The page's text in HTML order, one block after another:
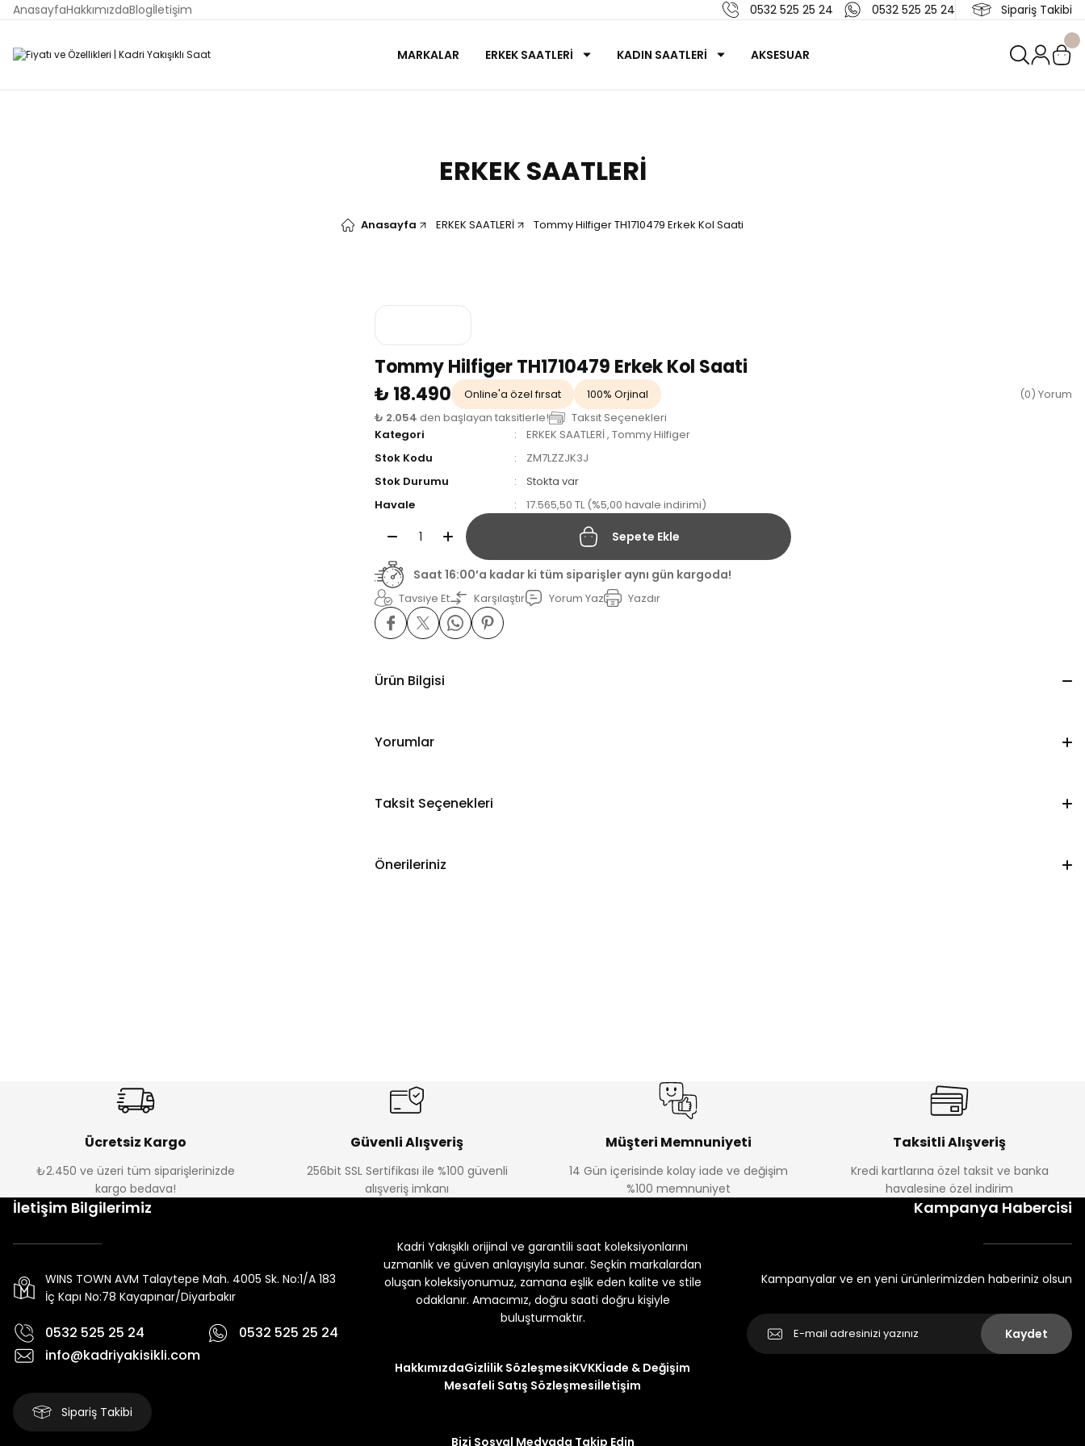
AnasayfaHakkımızdaBlogİletişim 0532 525 25 24 0532 525 25 24 Sipariş Takibi
MARKALAR ERKEK SAATLERİ KADIN SAATLERİ AKSESUAR
ERKEK SAATLERİ
Anasayfa ERKEK SAATLERİ Tommy Hilfiger TH1710479 Erkek Kol Saati
Tommy Hilfiger TH1710479 Erkek Kol Saati
₺ 18.490
Online'a özel fırsat 100% Orjinal
(0) Yorum
₺ 2.054 den başlayan taksitlerle!
Taksit Seçenekleri
Kategori
ERKEK SAATLERİ, Tommy Hilfiger
Stok Kodu
ZM7LZZJK3J
Stok Durumu
Stokta var
Havale
17.565,50 TL (%5,00 havale indirimi)
Sepete Ekle
Saat 16:00’a kadar ki tüm siparişler aynı gün kargoda!
Tavsiye Et Karşılaştır Yorum Yaz Yazdır
Ürün Bilgisi
Yorumlar
Taksit Seçenekleri
Önerileriniz
Ücretsiz Kargo
₺2.450 ve üzeri tüm siparişlerinizde
kargo bedava!
Güvenli Alışveriş
256bit SSL Sertifikası ile %100 güvenli
alışveriş imkanı
Müşteri Memnuniyeti
14 Gün içerisinde kolay iade ve değişim
%100 memnuniyet
Taksitli Alışveriş
Kredi kartlarına özel taksit ve banka
havalesine özel indirim
İletişim Bilgilerimiz
WINS TOWN AVM Talaytepe Mah. 4005 Sk. No:1/A 183
İç Kapı No:78 Kayapınar/Diyarbakır
0532 525 25 24
0532 525 25 24
info@kadriyakisikli.com
Sipariş Takibi
Kadri Yakışıklı orijinal ve garantili saat koleksiyonlarını
uzmanlık ve güven anlayışıyla sunar. Seçkin markalardan
oluşan koleksiyonumuz, zamana eşlik eden kalite ve stile
odaklanır. Amacımız, doğru saati doğru kişiyle
buluşturmaktır.
HakkımızdaGizlilik SözleşmesiKVKKİade & Değişim
Mesafeli Satış Sözleşmesiİletişim
Bizi Sosyal Medyada Takip Edin
Kampanya Habercisi
Kampanyalar ve en yeni ürünlerimizden haberiniz olsun
Kaydet